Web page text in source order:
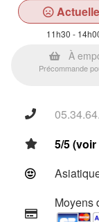
11h30 -
À
Précommande
5/5
Moyens